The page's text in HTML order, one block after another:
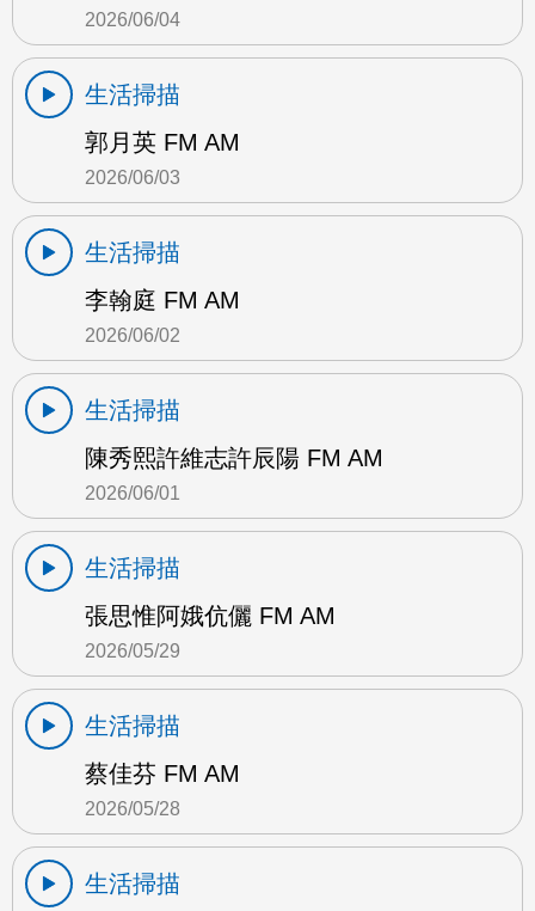
2026/06/04
生活掃描
郭月英 FM AM
2026/06/03
生活掃描
李翰庭 FM AM
2026/06/02
生活掃描
陳秀熙許維志許辰陽 FM AM
2026/06/01
生活掃描
張思惟阿娥伉儷 FM AM
2026/05/29
生活掃描
蔡佳芬 FM AM
2026/05/28
生活掃描